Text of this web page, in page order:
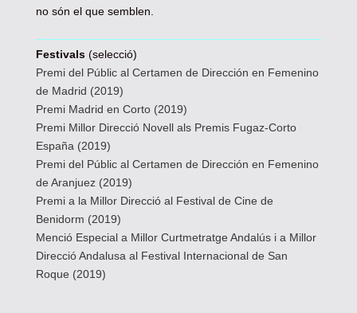
no són el que semblen.
Festivals (selecció)
Premi del Públic al Certamen de Dirección en Femenino
de Madrid (2019)
Premi Madrid en Corto (2019)
Premi Millor Direcció Novell als Premis Fugaz-Corto
España (2019)
Premi del Públic al Certamen de Dirección en Femenino
de Aranjuez (2019)
Premi a la Millor Direcció al Festival de Cine de
Benidorm (2019)
Menció Especial a Millor Curtmetratge Andalús i a Millor
Direcció Andalusa al Festival Internacional de San
Roque (2019)